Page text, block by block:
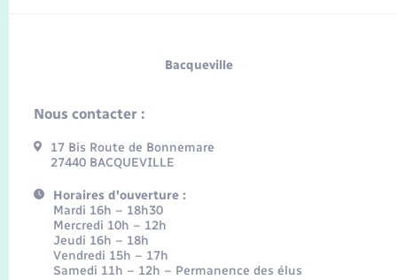
Bacqueville
Nous contacter :
17 Bis Route de Bonnemare
27440 BACQUEVILLE
Horaires d'ouverture :
Mardi 16h – 18h30
Mercredi 10h – 12h
Jeudi 16h – 18h
Vendredi 15h – 17h
Samedi 11h – 12h – Permanence des élus